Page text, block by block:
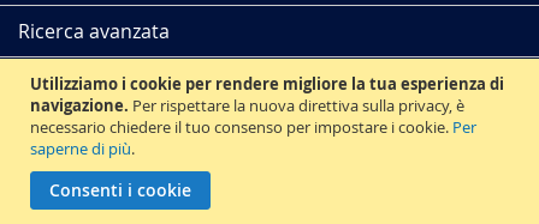
Utilizziamo i cookie per rendere migliore la tua esperienza di
navigazione. Per rispettare la nuova direttiva sulla privacy, è
necessario chiedere il tuo consenso per impostare i cookie. Per
saperne di più.
Consenti i cookie
Ricerca avanzata
Ordini e resi
Contattaci
Copyright © 2012 Prendinota - edizioni musicali e discografiche - Partita IVA
00663660546 R.E.A. 183514